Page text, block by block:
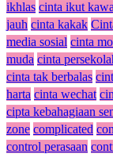
ikhlas cinta ikut
jauh cinta kakak
media sosial cinta
muda cinta
cinta tak berbalas
harta cinta wechat
cipta kebahagiaan
zone complicated
control perasaan